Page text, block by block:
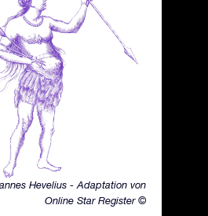
Hevelius - Adaptation von
Online Star Register ©